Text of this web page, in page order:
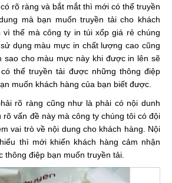
rõ ràng và bắt mắt thì mới có thể truyền
mà bạn muốn truyền tải cho khách
vì thế mà công ty in túi xốp giá rẻ chúng
dụng màu mực in chất lượng cao cũng
sao cho màu mực này khi được in lên sẽ
thể truyền tải được những thông điệp
muốn khách hàng của bạn biết được.
rõ ràng cũng như là phải có nội dunh
rõ vấn đề này mà công ty chúng tôi có đội
vai trò về nội dung cho khách hàng. Nội
thì mới khiến khách hàng cảm nhận
điệp bạn muốn truyền tải.